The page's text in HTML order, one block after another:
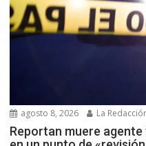
agosto 8, 2026 La
Reportan muere